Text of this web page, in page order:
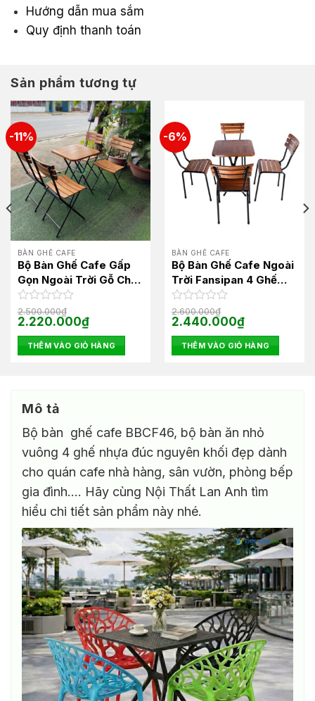
Hướng dẫn mua sắm
Quy định thanh toán
Sản phẩm tương tự
-11%
BÀN GHẾ CAFE
Bộ Bàn Ghế Cafe Gấp
Gọn Ngoài Trời Gỗ Chân
Sắt Cao Fansipan 4 Ghế
patio02 1 bàn patio02
Được
xếp
hạng
0
5
2.500.000₫
Giá
gốc
là:
2.500.000₫.
2.220.000₫Giá
hiện
tại
là:
2.220.000₫.
THÊM VÀO GIỎ HÀNG
-6%
BÀN GHẾ CAFE
Bộ Bàn Ghế Cafe Ngoài
Trời Fansipan 4 Ghế
kite01 1 Bàn Kite01
Được
xếp
hạng
0
5
2.600.000₫
Giá
gốc
là:
2.600.000₫.
2.440.000₫Giá
hiện
tại
là:
2.440.000₫.
THÊM VÀO GIỎ HÀNG
Mô tả
Bộ bàn ghế cafe BBCF46, bộ bàn ăn nhỏ
vuông 4 ghế nhựa đúc nguyên khối đẹp dành
cho quán cafe nhà hàng, sân vườn, phòng bếp
gia đình…. Hãy cùng Nội Thất Lan Anh tìm
hiểu chi tiết sản phẩm này nhé.